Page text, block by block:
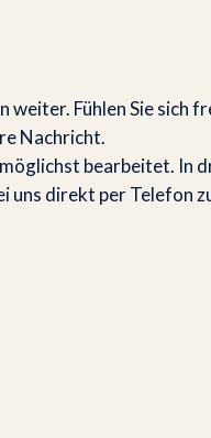
Fühlen Sie sich
Nachricht.
bearbeitet. In
uns direkt per Telefon